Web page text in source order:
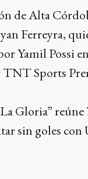
de Alta
Ferreyra,
Yamil Possi
Sports
Gloria”
sin goles con